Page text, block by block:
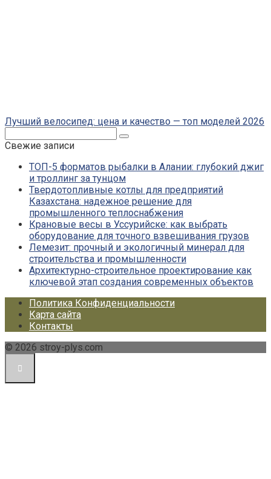
Лучший велосипед: цена и качество — топ моделей 2026
Свежие записи
ТОП-5 форматов рыбалки в Алании: глубокий джиг
и троллинг за тунцом
Твердотопливные котлы для предприятий
Казахстана: надежное решение для
промышленного теплоснабжения
Крановые весы в Уссурийске: как выбрать
оборудование для точного взвешивания грузов
Лемезит: прочный и экологичный минерал для
строительства и промышленности
Архитектурно-строительное проектирование как
ключевой этап создания современных объектов
Политика Конфиденциальности
Карта сайта
Контакты
© 2026 stroy-plys.com